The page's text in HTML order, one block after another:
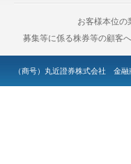
お客様本位の
募集等に係る株券等の顧客
（商号）丸近證券株式会社 金